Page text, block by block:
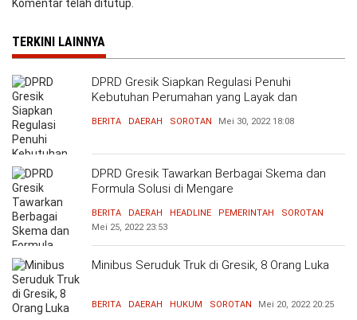
Komentar telah ditutup.
TERKINI LAINNYA
DPRD Gresik Siapkan Regulasi Penuhi
Kebutuhan Perumahan yang Layak dan
BERITA DAERAH SOROTAN Mei 30, 2022 18:08
DPRD Gresik Tawarkan Berbagai Skema dan
Formula Solusi di Mengare
BERITA DAERAH HEADLINE PEMERINTAH
SOROTAN
Mei 25, 2022 23:53
Minibus Seruduk Truk di Gresik, 8 Orang Luka
BERITA DAERAH HUKUM SOROTAN Mei 20, 2022 20:25